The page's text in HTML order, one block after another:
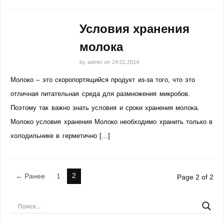
Условия хранения
молока
by admin on 24.01.2014
Молоко – это скоропортящийся продукт из-за того, что это
отличная питательная среда для размножения микробов.
Поэтому так важно знать условия и сроки хранения молока.
Молоко условия хранения Молоко необходимо хранить только в
холодильнике в герметично […]
← Ранее 1 2 Page 2 of 2